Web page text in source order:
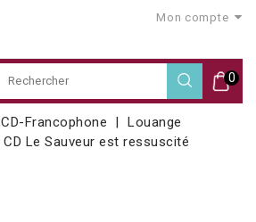
Mon compte
0
CD-Francophone
Louange
CD Le Sauveur est ressuscité